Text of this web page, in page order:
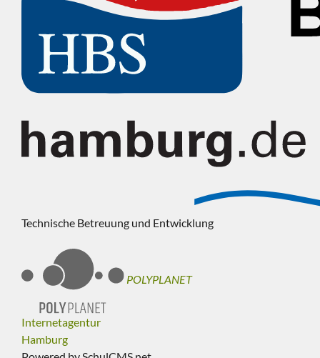
Technische Betreuung und Entwicklung
POLYPLANET
Internetagentur
Hamburg